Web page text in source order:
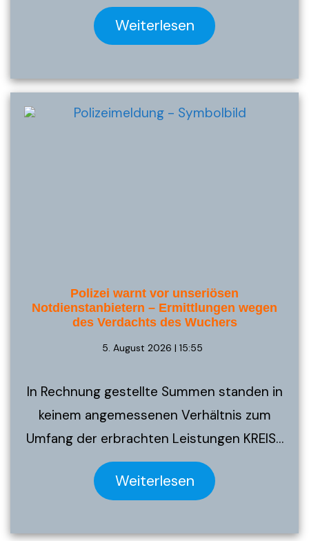
Weiterlesen
Polizei warnt vor unseriösen
Notdienstanbietern – Ermittlungen wegen
des Verdachts des Wuchers
5. August 2026 | 15:55
In Rechnung gestellte Summen standen in
keinem angemessenen Verhältnis zum
Umfang der erbrachten Leistungen KREIS…
Weiterlesen